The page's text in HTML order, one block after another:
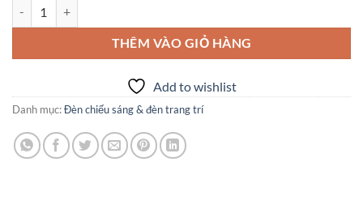
THÊM VÀO GIỎ HÀNG
Add to wishlist
Danh mục:Đèn chiếu sáng & đèn trang trí